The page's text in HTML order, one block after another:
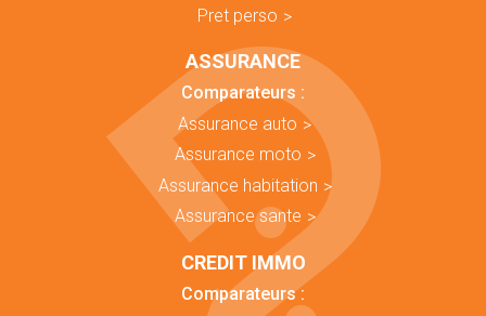
Pret perso
ASSURANCE
Comparateurs :
Assurance auto
Assurance moto
Assurance habitation
Assurance sante
CREDIT IMMO
Comparateurs :